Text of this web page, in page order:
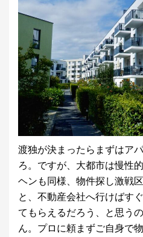
渡独が決まったらまずはア
ろ。ですが、大都市は慢性
ヘンも同様、物件探し激戦
と、不動産会社へ行けばす
てもらえるだろう、と思う
ん。プロに頼まずご自身で